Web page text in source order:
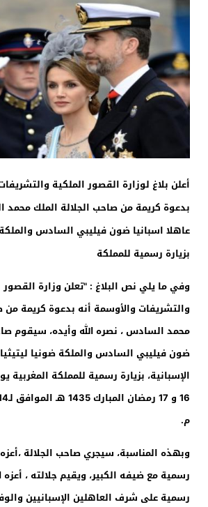
أعلن بلاغ لوزارة القصور الملكية
بدعوة كريمة من صاحب الجلالة الملك
عاهلا اسبانيا ضون فيليبي السادس والملكة
بزيارة رسمية للمملكة
وفي ما يلي نص البلاغ : "تعلن وزارة القصور
والتشريفات والأوسمة أنه بدعوة كريمة من
محمد السادس ، نصره الله وأيده، سيقوم
ضون فيليبي السادس والملكة ضونيا ليتيثيا
الإسبانية، بزيارة رسمية للمملكة المغربية
م.
وبهذه المناسبة، سيجري صاحب الجلالة ،أعزه
رسمية مع ضيفه الكبير، ويقيم جلالته ، أعزه
رسمية على شرف العاهلين الإسبانيين